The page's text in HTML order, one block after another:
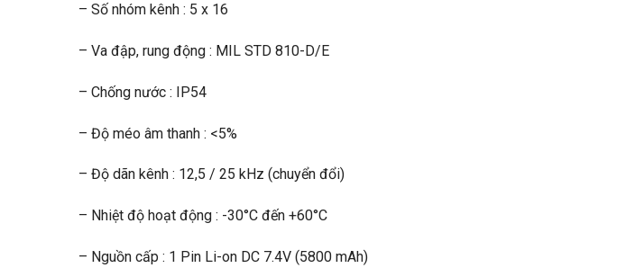
– Số nhóm kênh : 5 x 16
– Va đập, rung động : MIL STD 810-D/E
– Chống nước : IP54
– Độ méo âm thanh : <5%
– Độ dãn kênh : 12,5 / 25 kHz (chuyển đổi)
– Nhiệt độ hoạt động : -30°C đến +60°C
– Nguồn cấp : 1 Pin Li-on DC 7.4V (5800 mAh)